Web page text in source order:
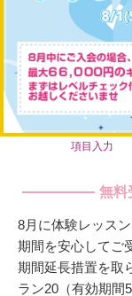
項目入力
無料
8月に体験レッス
期間を安心してご
期間延長措置を取
ラン20（有効期間